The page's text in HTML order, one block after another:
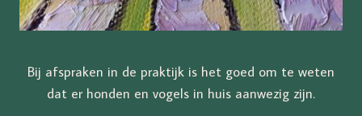
Bij afspraken in de praktijk is het goed om te weten
dat er honden en vogels in huis aanwezig zijn.